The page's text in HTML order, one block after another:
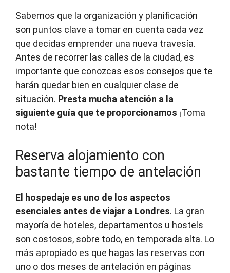
Sabemos que la organización y planificación
son puntos clave a tomar en cuenta cada vez
que decidas emprender una nueva travesía.
Antes de recorrer las calles de la ciudad, es
importante que conozcas esos consejos que te
harán quedar bien en cualquier clase de
situación. Presta mucha atención a la
siguiente guía que te proporcionamos ¡Toma
nota!
Reserva alojamiento con
bastante tiempo de antelación
El hospedaje es uno de los aspectos
esenciales antes de viajar a Londres. La gran
mayoría de hoteles, departamentos u hostels
son costosos, sobre todo, en temporada alta. Lo
más apropiado es que hagas las reservas con
uno o dos meses de antelación en páginas